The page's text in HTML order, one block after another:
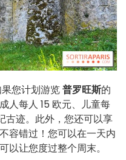
果您计划游览普罗旺斯的
人每人 15 欧元、儿童每
古迹。此外，您还可以享
容错过！您可以在一天内
可以让您度过整个周末。